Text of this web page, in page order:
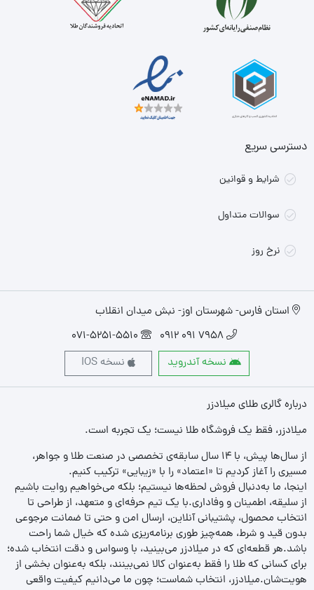
دسترسی سریع
شرایط و قوانین
سوالات متداول
نرخ روز
استان فارس- شهرستان اوز- نبش میدان انقلاب
7958 091 0912
071-5251-5510
نسخه آندروید
نسخه IOS
درباره گالری طلای میلادزر
میلادزر، فقط یک فروشگاه طلا نیست؛ یک تجربه‌ است.
از سال‌ها پیش، با ۱۴ سال سابقه‌ی تخصصی در صنعت طلا و جواهر،
مسیری را آغاز کردیم تا «اعتماد» را با «زیبایی» ترکیب کنیم.
اینجا، ما به‌دنبال فروش لحظه‌ها نیستیم؛ بلکه می‌خواهیم روایت باشیم
از سلیقه، اطمینان و وفاداری.با یک تیم حرفه‌ای و متعهد، از طراحی تا
انتخاب محصول، پشتیبانی آنلاین، ارسال امن و حتی تا ضمانت مرجوعی
بدون قید و شرط، همه‌چیز طوری برنامه‌ریزی شده که خیال شما راحت
باشد.هر قطعه‌ای که در میلادزر می‌بینید، با وسواس و دقت انتخاب شده؛
برای کسانی که طلا را فقط به‌عنوان کالا نمی‌بینند، بلکه به‌عنوان بخشی از
هویت‌شان.میلادزر، انتخاب شماست؛ چون ما می‌دانیم کیفیت واقعی